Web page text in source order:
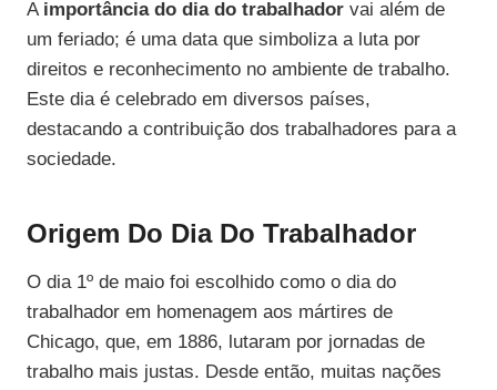
A importância do dia do trabalhador vai além de
um feriado; é uma data que simboliza a luta por
direitos e reconhecimento no ambiente de trabalho.
Este dia é celebrado em diversos países,
destacando a contribuição dos trabalhadores para a
sociedade.
Origem Do Dia Do Trabalhador
O dia 1º de maio foi escolhido como o dia do
trabalhador em homenagem aos mártires de
Chicago, que, em 1886, lutaram por jornadas de
trabalho mais justas. Desde então, muitas nações